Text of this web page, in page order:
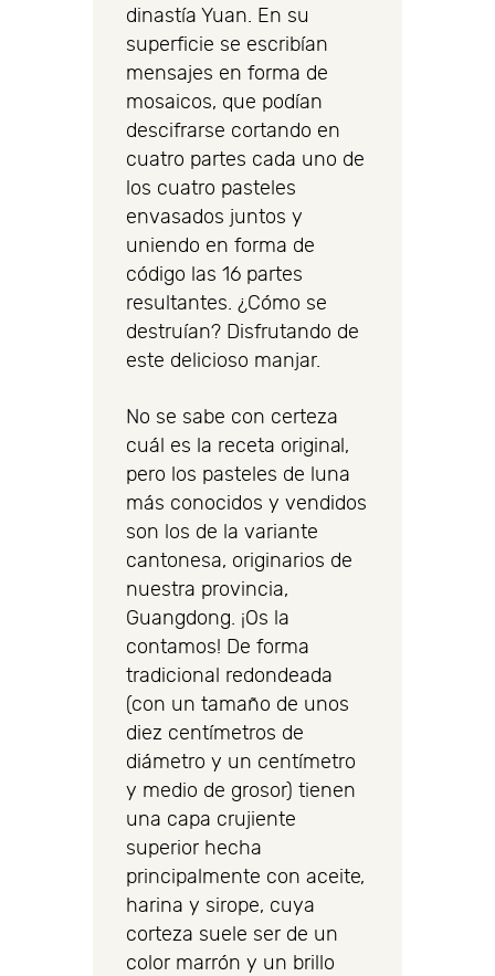
dinastía Yuan. En su
superficie se escribían
mensajes en forma de
mosaicos, que podían
descifrarse cortando en
cuatro partes cada uno de
los cuatro pasteles
envasados juntos y
uniendo en forma de
código las 16 partes
resultantes. ¿Cómo se
destruían? Disfrutando de
este delicioso manjar.
No se sabe con certeza
cuál es la receta original,
pero los pasteles de luna
más conocidos y vendidos
son los de la variante
cantonesa, originarios de
nuestra provincia,
Guangdong. ¡Os la
contamos! De forma
tradicional redondeada
(con un tamaño de unos
diez centímetros de
diámetro y un centímetro
y medio de grosor) tienen
una capa crujiente
superior hecha
principalmente con aceite,
harina y sirope, cuya
corteza suele ser de un
color marrón y un brillo